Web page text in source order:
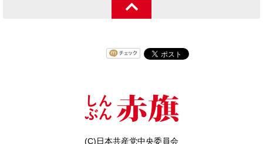
(C)日本共産党中央委員会